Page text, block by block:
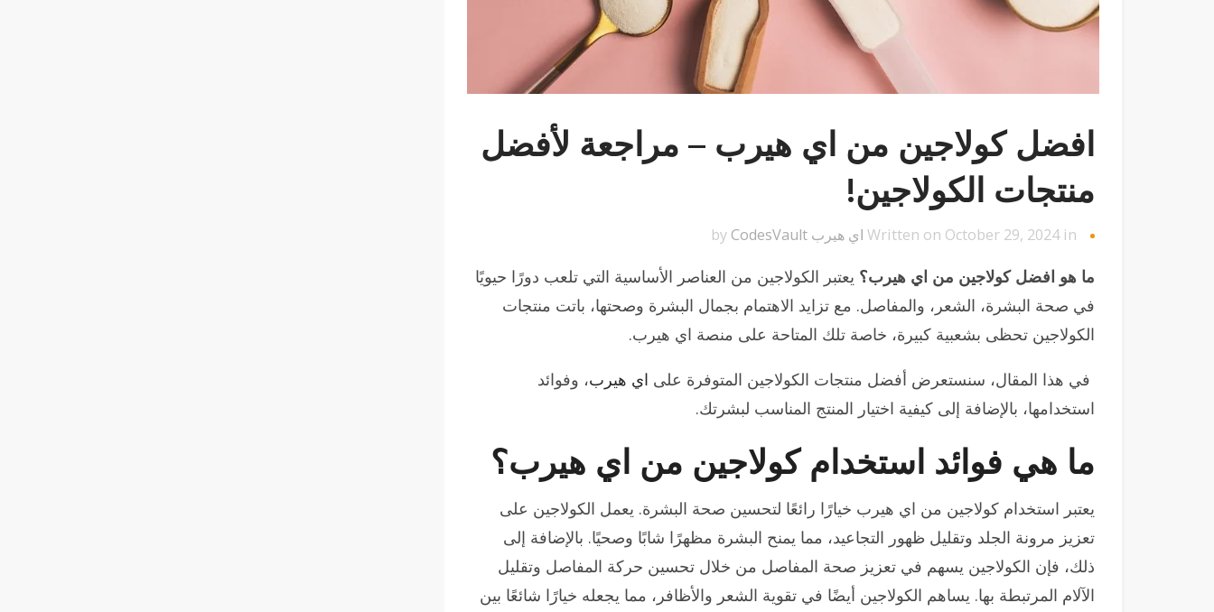
افضل كولاجين من اي هيرب – مراجعة لأفضل
منتجات الكولاجين!
Written on October 29, 2024 in اي هيرب CodesVault
ما هو افضل كولاجين من اي هيرب؟ يعتبر الكولاجين من العناصر الأساسية التي تلعب دورًا حيويًا
في صحة البشرة، الشعر، والمفاصل. مع تزايد الاهتمام بجمال البشرة وصحتها، باتت منتجات
الكولاجين تحظى بشعبية كبيرة، خاصة تلك المتاحة على منصة اي هيرب.
في هذا المقال، سنستعرض أفضل منتجات الكولاجين المتوفرة على اي هيرب، وفوائد
استخدامها، بالإضافة إلى كيفية اختيار المنتج المناسب لبشرتك.
ما هي فوائد استخدام كولاجين من اي هيرب؟
يعتبر استخدام كولاجين من اي هيرب خيارًا رائعًا لتحسين صحة البشرة. يعمل الكولاجين على
تعزيز مرونة الجلد وتقليل ظهور التجاعيد، مما يمنح البشرة مظهرًا شابًا وصحيًا. بالإضافة إلى
ذلك، فإن الكولاجين يسهم في تعزيز صحة المفاصل من خلال تحسين حركة المفاصل وتقليل
الآلام المرتبطة بها. يساهم الكولاجين أيضًا في تقوية الشعر والأظافر، مما يجعله خيارًا شائعًا بين